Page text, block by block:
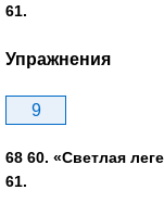
61.
Упражнения
9
68 60. «Светлая
61.